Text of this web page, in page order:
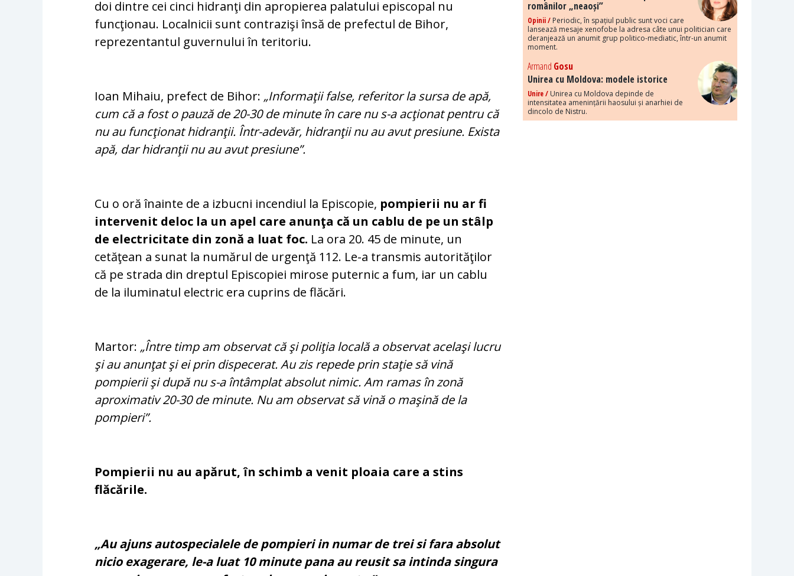
doi dintre cei cinci hidranţi din apropierea palatului episcopal nu
funcţionau. Localnicii sunt contrazişi însă de prefectul de Bihor,
reprezentantul guvernului în teritoriu.
Ioan Mihaiu, prefect de Bihor: „Informaţii false, referitor la sursa de apă,
cum că a fost o pauză de 20-30 de minute în care nu s-a acţionat pentru că
nu au funcţionat hidranţii. Într-adevăr, hidranţii nu au avut presiune. Exista
apă, dar hidranţii nu au avut presiune”.
Cu o oră înainte de a izbucni incendiul la Episcopie, pompierii nu ar fi
intervenit deloc la un apel care anunţa că un cablu de pe un stâlp
de electricitate din zonă a luat foc. La ora 20. 45 de minute, un
cetăţean a sunat la numărul de urgenţă 112. Le-a transmis autorităţilor
că pe strada din dreptul Episcopiei mirose puternic a fum, iar un cablu
de la iluminatul electric era cuprins de flăcări.
Martor: „Între timp am observat că şi poliţia locală a observat acelaşi lucru
şi au anunţat şi ei prin dispecerat. Au zis repede prin staţie să vină
pompierii şi după nu s-a întâmplat absolut nimic. Am ramas în zonă
aproximativ 20-30 de minute. Nu am observat să vină o maşină de la
pompieri”.
Pompierii nu au apărut, în schimb a venit ploaia care a stins
flăcările.
„Au ajuns autospecialele de pompieri in numar de trei si fara absolut
nicio exagerare, le-a luat 10 minute pana au reusit sa intinda singura
românilor „neaoși”
Opinii / Periodic, în spațiul public sunt voci care
lansează mesaje xenofobe la adresa câte unui politician care
deranjează un anumit grup politico-mediatic, într-un anumit
moment.
Armand Gosu
Unirea cu Moldova: modele istorice
Unire / Unirea cu Moldova depinde de
intensitatea amenințării haosului și anarhiei de
dincolo de Nistru.